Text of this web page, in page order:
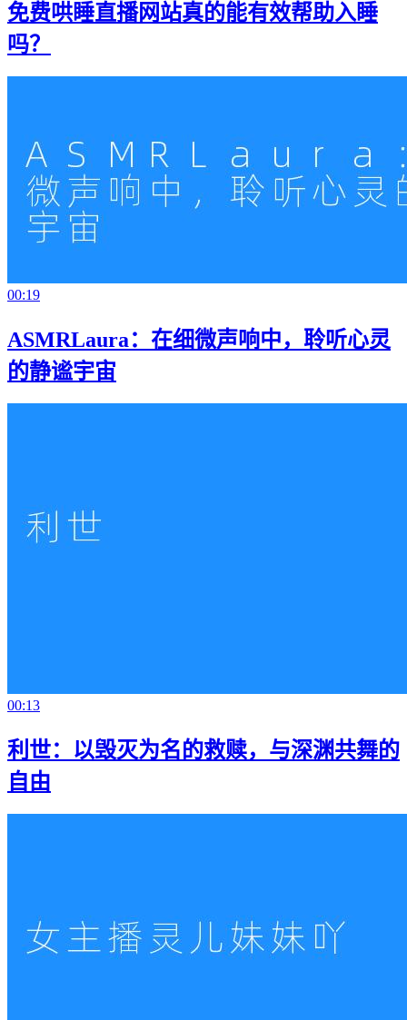
免费哄睡直播网站真的能有效帮助入睡
吗？
00:19
ASMRLaura：在细微声响中，聆听心灵
的静谧宇宙
00:13
利世：以毁灭为名的救赎，与深渊共舞的
自由